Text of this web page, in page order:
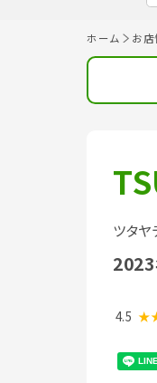
ホーム お
ツタヤ
2023
4.5